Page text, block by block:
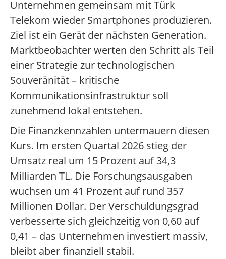
Unternehmen gemeinsam mit Türk
Telekom wieder Smartphones produzieren.
Ziel ist ein Gerät der nächsten Generation.
Marktbeobachter werten den Schritt als Teil
einer Strategie zur technologischen
Souveränität – kritische
Kommunikationsinfrastruktur soll
zunehmend lokal entstehen.
Die Finanzkennzahlen untermauern diesen
Kurs. Im ersten Quartal 2026 stieg der
Umsatz real um 15 Prozent auf 34,3
Milliarden TL. Die Forschungsausgaben
wuchsen um 41 Prozent auf rund 357
Millionen Dollar. Der Verschuldungsgrad
verbesserte sich gleichzeitig von 0,60 auf
0,41 – das Unternehmen investiert massiv,
bleibt aber finanziell stabil.